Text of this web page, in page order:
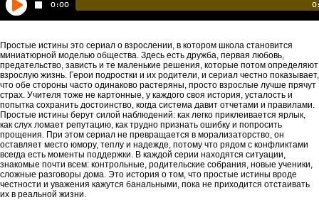
Простые истины это сериал о взрослении, в котором школа становится
миниатюрной моделью общества. Здесь есть дружба, первая любовь,
предательство, зависть и те маленькие решения, которые потом определяют
взрослую жизнь. Герои подростки и их родители, и сериал честно показывает,
что обе стороны часто одинаково растеряны, просто взрослые лучше прячут
страх. Учителя тоже не картонные, у каждого своя история, усталость и
попытка сохранить достоинство, когда система давит отчетами и правилами.
Простые истины берут силой наблюдений: как легко приклеивается ярлык,
как слух ломает репутацию, как трудно признать ошибку и попросить
прощения. При этом сериал не превращается в морализаторство, он
оставляет место юмору, теплу и надежде, потому что рядом с конфликтами
всегда есть моменты поддержки. В каждой серии находятся ситуации,
знакомые почти всем: контрольные, родительские собрания, новые ученики,
сложные разговоры дома. Это история о том, что простые истины вроде
честности и уважения кажутся банальными, пока не приходится отстаивать
их в реальной жизни.